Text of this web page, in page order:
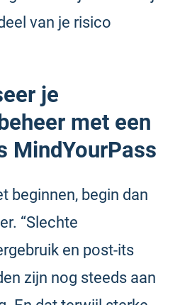
van je risico
je
met een
MindYourPass
beginnen, begin dan
“Slechte
en post-its
zijn nog steeds aan